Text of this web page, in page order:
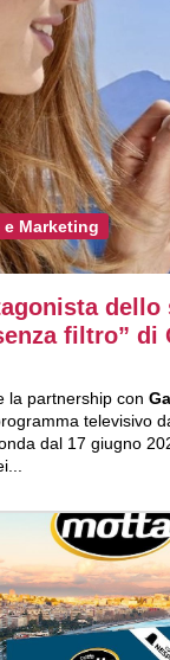
Marketing
dello
filtro” di
la partnership con
televisivo
dal 17 giugno